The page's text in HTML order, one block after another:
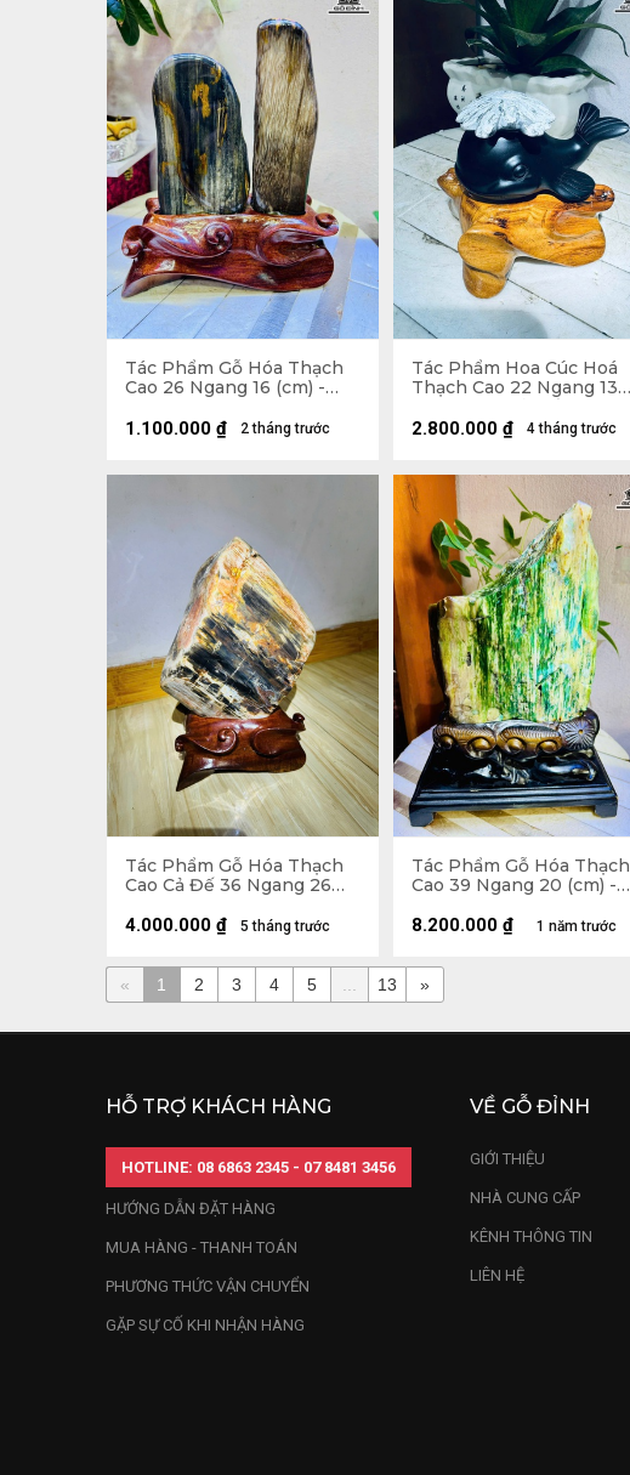
Tác Phẩm Gỗ Hóa Thạch
Cao 26 Ngang 16 (cm) -
2 tháng trước
1.100.000 ₫
Tác Phẩm Hoa Cúc Hoá
Thạch Cao 22 Ngang 13
(cm) 0,9kg Cả Đế
4 tháng trước
2.800.000 ₫
Tác Phẩm Gỗ Hóa Thạch
Cao Cả Đế 36 Ngang 26
5 tháng trước
4.000.000 ₫
Tác Phẩm Gỗ Hóa Thạch
Cao 39 Ngang 20 (cm) -
1 năm trước
8.200.000 ₫
« 1 2 3 4 5 13 »
HỖ TRỢ KHÁCH HÀNG
HOTLINE: 08 6863 2345 - 07 8481 3456
HƯỚNG DẪN ĐẶT HÀNG
MUA HÀNG - THANH TOÁN
PHƯƠNG THỨC VẬN CHUYỂN
GẶP SỰ CỐ KHI NHẬN HÀNG
VỀ GỖ ĐỈNH
GIỚI THIỆU
NHÀ CUNG CẤP
KÊNH THÔNG TIN
LIÊN HỆ